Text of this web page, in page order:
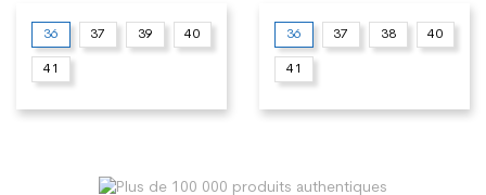
36 37 39 40
41
36 37 38 40
41